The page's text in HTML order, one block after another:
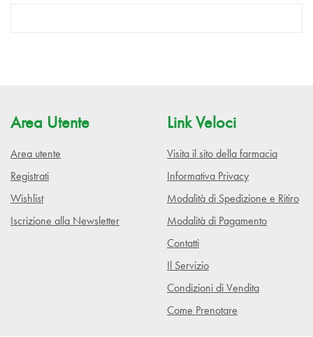
Area Utente
Area utente
Registrati
Wishlist
Iscrizione alla Newsletter
Link Veloci
Visita il sito della farmacia
Informativa Privacy
Modalità di Spedizione e Ritiro
Modalità di Pagamento
Contatti
Il Servizio
Condizioni di Vendita
Come Prenotare